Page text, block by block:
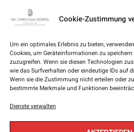
Cookie-Zustimmung
Um ein optimales Erlebnis zu bieten,
Cookies, um Geräteinformationen zu
zuzugreifen. Wenn sie diesen Technologien
wie das Surfverhalten oder eindeutige IDs auf
Wenn sie die Zustimmung nicht erteilen oder
bestimmte Merkmale und Funktionen
Dienste verwalten
Lebensunterhalt selbst sorgen. Das
unsere Sprache lernen, Arbeit
Möglichkeiten. Sobald feststeht,
Oberösterreich bleiben darf, hat […]